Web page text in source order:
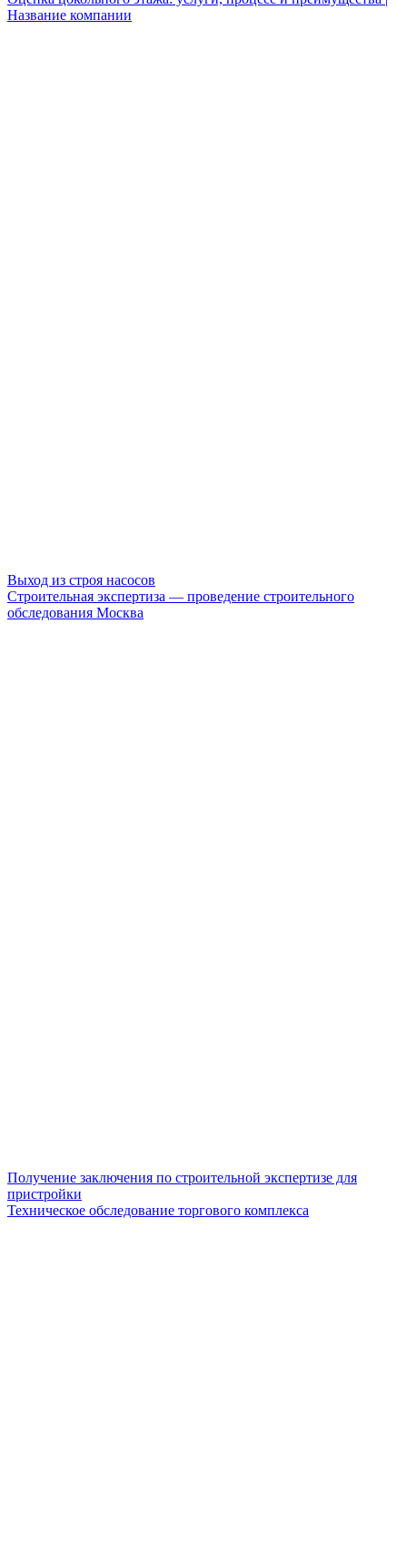
Название компании
Выход из строя насосов
Строительная экспертиза — проведение строительного
обследования Москва
Получение заключения по строительной экспертизе для
пристройки
Техническое обследование торгового комплекса